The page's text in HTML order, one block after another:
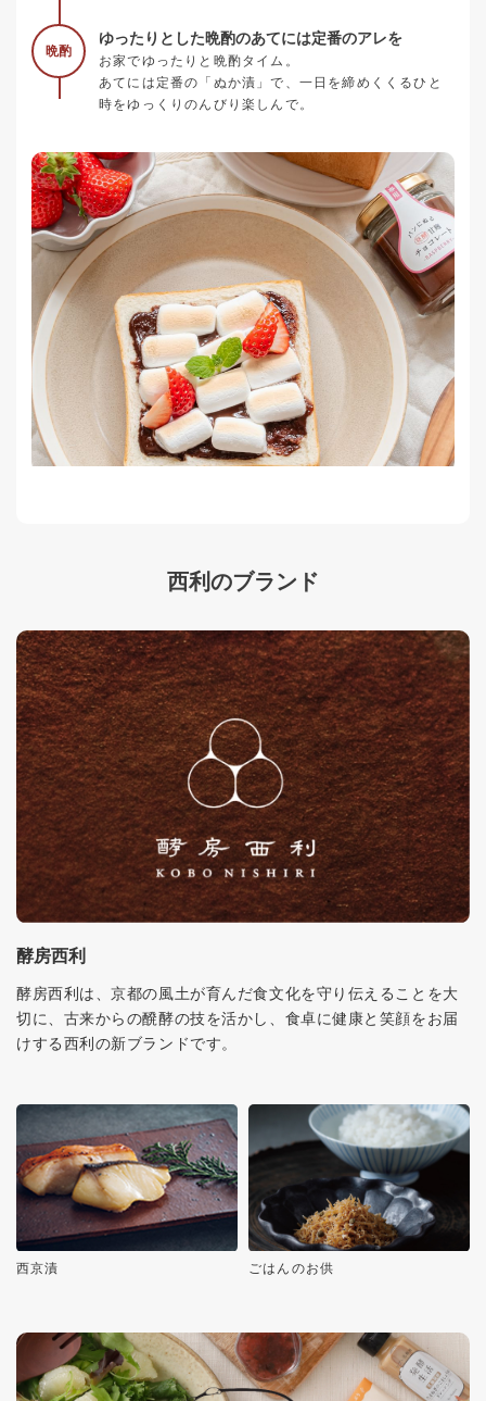
晩酌
ゆったりとした晩酌のあてには定番のアレを
お家でゆったりと晩酌タイム。
あてには定番の「ぬか漬」で、一日を締めくくるひと
時をゆっくりのんびり楽しんで。
西利のブランド
酵房西利
酵房西利は、京都の風土が育んだ食文化を守り伝えることを大
切に、古来からの醗酵の技を活かし、食卓に健康と笑顔をお届
けする西利の新ブランドです。
西京漬 ごはんのお供